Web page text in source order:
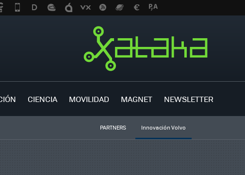
CIENCIA MOVILIDAD MAGNET NEWSLETTER
PARTNERS Innovación Volvo